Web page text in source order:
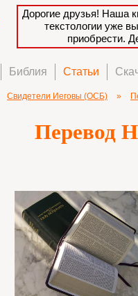
Дорогие друзья! Наша
текстологии уже
приобрести.
Библия Статьи
Свидетели Иеговы (ОСБ) »
Перевод